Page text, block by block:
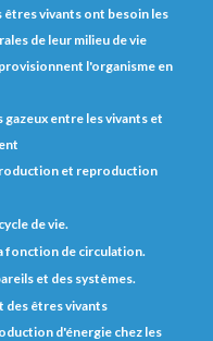
êtres vivants ont besoin les
de leur milieu de vie
l'organisme en
gazeux entre les vivants et
et reproduction
de vie.
fonction de circulation.
et des systèmes.
des êtres vivants
d'énergie chez les